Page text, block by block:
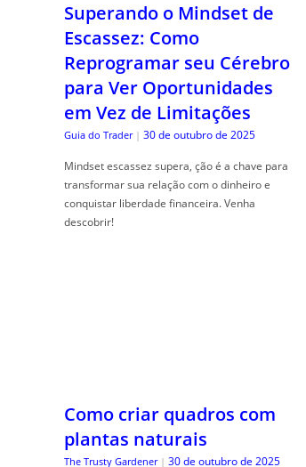
Superando o Mindset de
Escassez: Como
Reprogramar seu Cérebro
para Ver Oportunidades
em Vez de Limitações
Guia do Trader | 30 de outubro de 2025
Mindset escassez supera, ção é a chave para
transformar sua relação com o dinheiro e
conquistar liberdade financeira. Venha
descobrir!
Como criar quadros com
plantas naturais
The Trusty Gardener | 30 de outubro de 2025